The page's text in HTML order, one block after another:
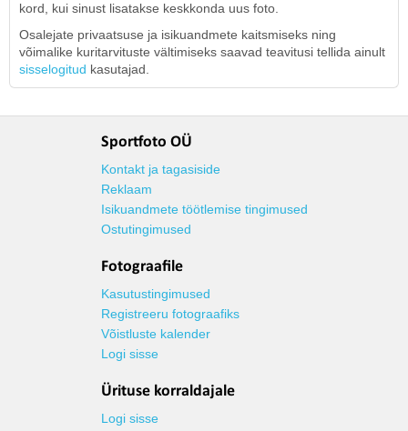
kord, kui sinust lisatakse keskkonda uus foto.
Osalejate privaatsuse ja isikuandmete kaitsmiseks ning
võimalike kuritarvituste vältimiseks saavad teavitusi tellida ainult
sisselogitud kasutajad.
Sportfoto OÜ
Kontakt ja tagasiside
Reklaam
Isikuandmete töötlemise tingimused
Ostutingimused
Fotograafile
Kasutustingimused
Registreeru fotograafiks
Võistluste kalender
Logi sisse
Ürituse korraldajale
Logi sisse